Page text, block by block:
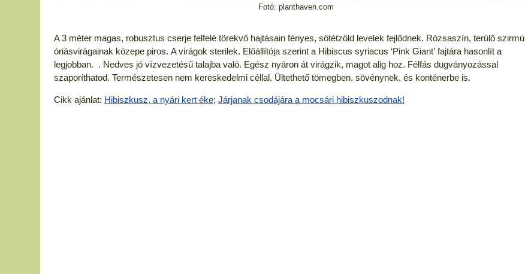
Fotó: planthaven.com
A 3 méter magas, robusztus cserje felfelé törekvő hajtásain fényes, sötétzöld levelek fejlődnek. Rózsaszín, terülő szirmú
óriásvirágainak közepe piros. A virágok sterilek. Előállítója szerint a Hibiscus syriacus ‘Pink Giant’ fajtára hasonlít a
legjobban. . Nedves jó vízvezetésű talajba való. Egész nyáron át virágzik, magot alig hoz. Félfás dugványozással
szaporíthatod. Természetesen nem kereskedelmi céllal. Ültethető tömegben, sövénynek, és konténerbe is.
Cikk ajánlat: Hibiszkusz, a nyári kert éke; Járjanak csodájára a mocsári hibiszkuszodnak!